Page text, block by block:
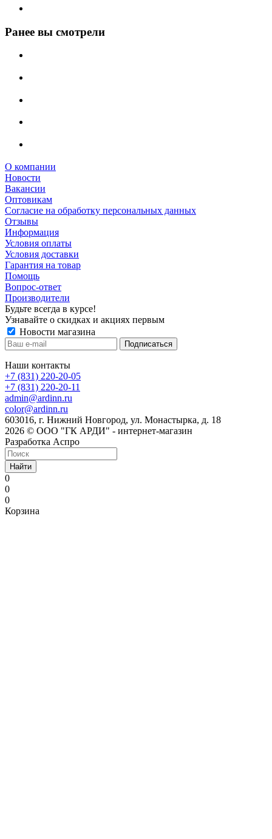
Ранее вы смотрели
О компании
Новости
Вакансии
Оптовикам
Cогласие на обработку персональных данных
Отзывы
Информация
Условия оплаты
Условия доставки
Гарантия на товар
Помощь
Вопрос-ответ
Производители
Будьте всегда в курсе!
Узнавайте о скидках и акциях первым
Новости магазина
Наши контакты
+7 (831) 220-20-05
+7 (831) 220-20-11
admin@ardinn.ru
color@ardinn.ru
603016, г. Нижний Новгород, ул. Монастырка, д. 18
2026 © ООО "ГК АРДИ" - интернет-магазин
Разработка Аспро
Найти
0
0
0
Корзина